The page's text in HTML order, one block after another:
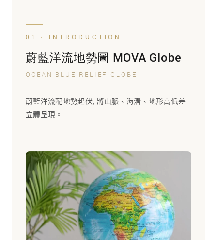
01 · INTRODUCTION
蔚藍洋流地勢圖 MOVA Globe
OCEAN BLUE RELIEF GLOBE
蔚藍洋流配地勢起伏, 將山脈、海溝、地形高低差
立體呈現。